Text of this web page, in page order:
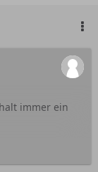
immer ein
weil bei